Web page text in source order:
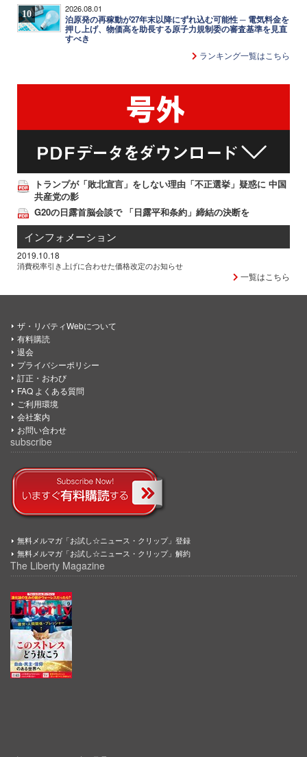
10 2026.08.01
泊原発の再稼動が27年末以降にずれ込む可能性 ─ 電気料金を
押し上げ、物価高を助長する原子力規制委の審査基準を見直
すべき
ランキング一覧はこちら
トランプが「敗北宣言」をしない理由「不正選挙」疑惑に 中国
共産党の影
G20の日露首脳会談で 「日露平和条約」締結の決断を
インフォメーション
2019.10.18
消費税率引き上げに合わせた価格改定のお知らせ
一覧はこちら
ザ・リバティWebについて
有料購読
退会
プライバシーポリシー
訂正・おわび
FAQ よくある質問
ご利用環境
会社案内
お問い合わせ
subscribe
無料メルマガ「お試し☆ニュース・クリップ」登録
無料メルマガ「お試し☆ニュース・クリップ」解約
The Liberty Magazine